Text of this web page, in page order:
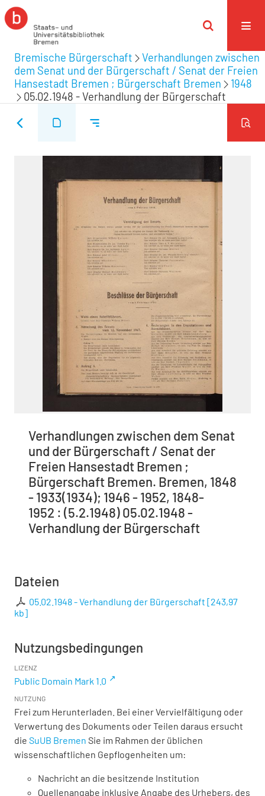
Bremische Bürgerschaft
Verhandlungen zwischen
dem Senat und der Bürgerschaft / Senat der Freien
Hansestadt Bremen ; Bürgerschaft Bremen
1948
05.02.1948 - Verhandlung der Bürgerschaft
Verhandlungen zwischen dem Senat
und der Bürgerschaft / Senat der
Freien Hansestadt Bremen ;
Bürgerschaft Bremen. Bremen, 1848
- 1933(1934); 1946 - 1952, 1848-
1952 : (5.2.1948) 05.02.1948 -
Verhandlung der Bürgerschaft
Dateien
05.02.1948 - Verhandlung der Bürgerschaft [243,97
kb]
Nutzungsbedingungen
LIZENZ
Public Domain Mark 1.0
NUTZUNG
Frei zum Herunterladen. Bei einer Vervielfältigung oder
Verwertung des Dokuments oder Teilen daraus ersucht
die SuUB Bremen Sie im Rahmen der üblichen
wissenschaftlichen Gepflogenheiten um:
Nachricht an die besitzende Institution
Quellenangabe inklusive Angabe des Urhebers, des